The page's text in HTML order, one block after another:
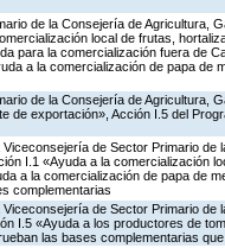
de la Consejería de Agricultura,
local de frutas,
para la comercialización fuera de
a la comercialización de papa de
de la Consejería de Agricultura,
de exportación», Acción I.5 del
de Sector Primario
I.1 «Ayuda a la comercialización
a la comercialización de papa de
complementarias
de Sector Primario
I.5 «Ayuda a los productores de
las bases complementarias